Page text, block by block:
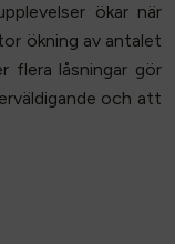
ökar när
ökning av antalet
flera låsningar gör
och att